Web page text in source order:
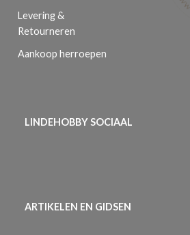
Levering &
Retourneren
Aankoop herroepen
LINDEHOBBY SOCIAAL
ARTIKELEN EN GIDSEN